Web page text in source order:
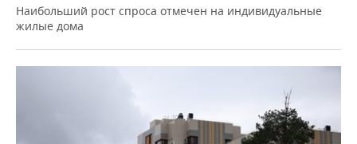
Наибольший рост спроса отмечен на индивидуальные
жилые дома